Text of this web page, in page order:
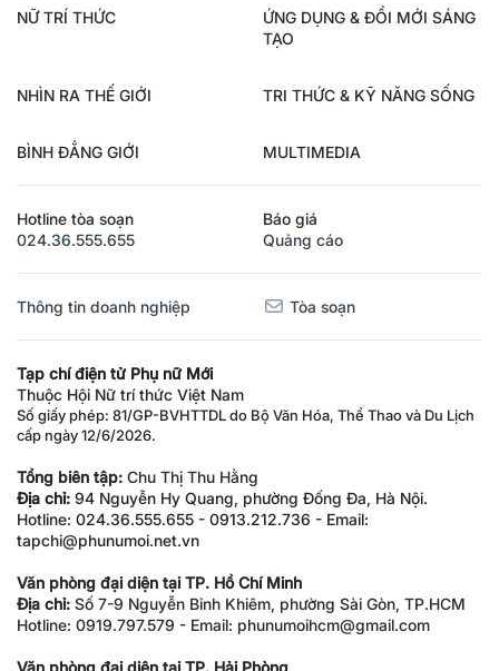
NỮ TRÍ THỨC
ỨNG DỤNG & ĐỔI MỚI SÁNG
TẠO
NHÌN RA THẾ GIỚI TRI THỨC & KỸ NĂNG SỐNG
BÌNH ĐẲNG GIỚI MULTIMEDIA
Hotline tòa soạn
024.36.555.655
Báo giá
Quảng cáo
Thông tin doanh nghiệp Tòa soạn
Tạp chí điện tử Phụ nữ Mới
Thuộc Hội Nữ trí thức Việt Nam
Số giấy phép: 81/GP-BVHTTDL do Bộ Văn Hóa, Thể Thao và Du Lịch
cấp ngày 12/6/2026.
Tổng biên tập: Chu Thị Thu Hằng
Địa chỉ: 94 Nguyễn Hy Quang, phường Đống Đa, Hà Nội.
Hotline: 024.36.555.655 - 0913.212.736 - Email:
tapchi@phunumoi.net.vn
Văn phòng đại diện tại TP. Hồ Chí Minh
Địa chỉ: Số 7-9 Nguyễn Bỉnh Khiêm, phường Sài Gòn, TP.HCM
Hotline: 0919.797.579 - Email: phunumoihcm@gmail.com
Văn phòng đại diện tại TP. Hải Phòng